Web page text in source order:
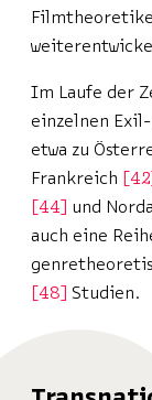
Im Laufe der
einzelnen
etwa zu
Frankreich
42
44
und
auch eine
48
Studien.